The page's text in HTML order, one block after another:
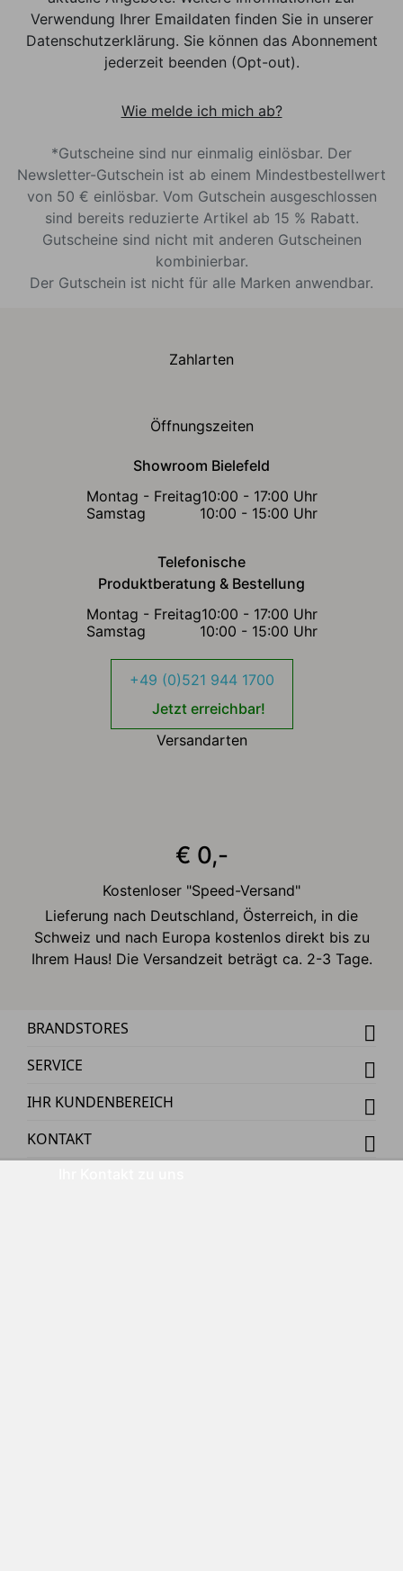
Verwendung Ihrer Emaildaten finden Sie in unserer
Datenschutzerklärung. Sie können das Abonnement
jederzeit beenden (Opt-out).
Wie melde ich mich ab?
*Gutscheine sind nur einmalig einlösbar. Der
Newsletter-Gutschein ist ab einem Mindestbestellwert
von 50 € einlösbar. Vom Gutschein ausgeschlossen
sind bereits reduzierte Artikel ab 15 % Rabatt.
Gutscheine sind nicht mit anderen Gutscheinen
kombinierbar.
Der Gutschein ist nicht für alle Marken anwendbar.
Zahlarten
Öffnungszeiten
Showroom Bielefeld
Montag - Freitag10:00 - 17:00 Uhr
Samstag
10:00 - 15:00 Uhr
Telefonische
Produktberatung & Bestellung
Montag - Freitag10:00 - 17:00 Uhr
Samstag
10:00 - 15:00 Uhr
+49 (0)521 944 1700
Jetzt erreichbar!
Versandarten
€ 0,-
Kostenloser "Speed-Versand"
Lieferung nach Deutschland, Österreich, in die
Schweiz und nach Europa kostenlos direkt bis zu
Ihrem Haus! Die Versandzeit beträgt ca. 2-3 Tage.
BRANDSTORES
SERVICE
IHR KUNDENBEREICH
KONTAKT